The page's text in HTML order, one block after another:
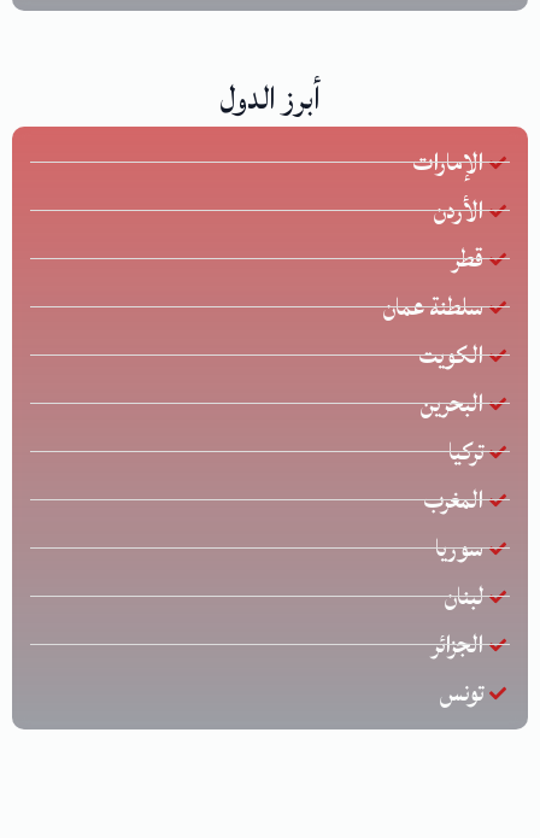
أبرز الدول
الإمارات
الأردن
قطر
سلطنة عمان
الكويت
البحرين
تركيا
المغرب
سوريا
لبنان
الجزائر
تونس